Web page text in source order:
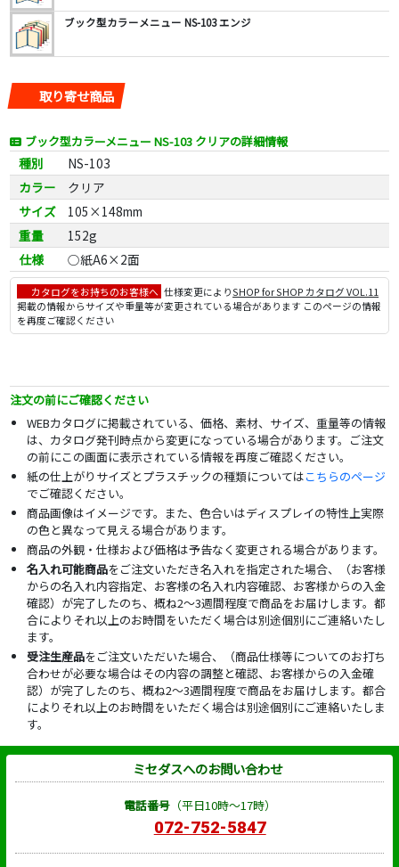
ブック型カラーメニュー NS-103 エンジ
取り寄せ商品
ブック型カラーメニュー NS-103 クリアの詳細情報
種別
NS-103
カラー
クリア
サイズ
105×148mm
重量
152g
仕様
○紙A6×2面
カタログをお持ちのお客様へ 仕様変更によりSHOP for SHOP カタログ VOL.11
掲載の情報からサイズや重量等が変更されている場合があります このページの情報
を再度ご確認ください
注文の前にご確認ください
WEBカタログに掲載されている、価格、素材、サイズ、重量等の情報
は、カタログ発刊時点から変更になっている場合があります。ご注文
の前にこの画面に表示されている情報を再度ご確認ください。
紙の仕上がりサイズとプラスチックの種類についてはこちらのページ
でご確認ください。
商品画像はイメージです。また、色合いはディスプレイの特性上実際
の色と異なって見える場合があります。
商品の外観・仕様および価格は予告なく変更される場合があります。
名入れ可能商品をご注文いただき名入れを指定された場合、（お客様
からの名入れ内容指定、お客様の名入れ内容確認、お客様からの入金
確認）が完了したのち、概ね2～3週間程度で商品をお届けします。都
合によりそれ以上のお時間をいただく場合は別途個別にご連絡いたし
ます。
受注生産品をご注文いただいた場合、（商品仕様等についてのお打ち
合わせが必要な場合はその内容の調整と確認、お客様からの入金確
認）が完了したのち、概ね2～3週間程度で商品をお届けします。都合
によりそれ以上のお時間をいただく場合は別途個別にご連絡いたしま
す。
ミセダスへのお問い合わせ
電話番号（平日10時～17時）
072-752-5847